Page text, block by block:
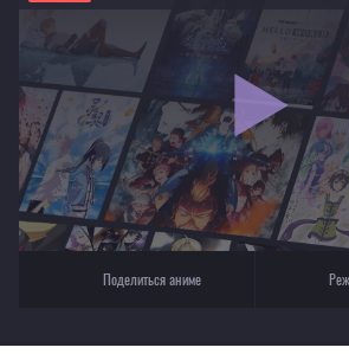
Если видео не работает, обновите страницу или выберите
Для просмотра некоторых аниме необходимо установить
Текущее воспроизведение：Индекс волшебства [ТВ-3]
Поделиться аниме